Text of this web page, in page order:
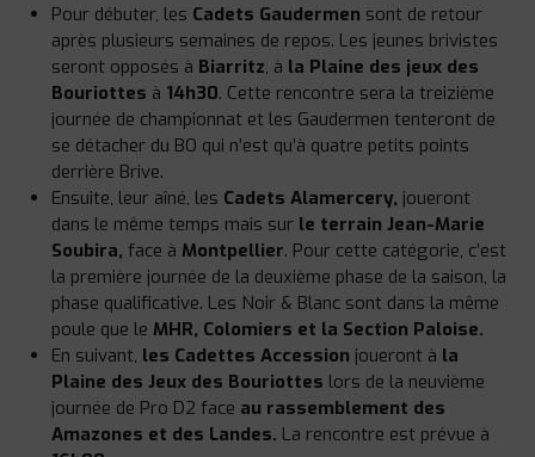
Pour débuter, les Cadets Gaudermen sont de retour
après plusieurs semaines de repos. Les jeunes brivistes
seront opposés à Biarritz, à la Plaine des jeux des
Bouriottes à 14h30. Cette rencontre sera la treizième
journée de championnat et les Gaudermen tenteront de
se détacher du BO qui n’est qu’à quatre petits points
derrière Brive.
Ensuite, leur aîné, les Cadets Alamercery, joueront
dans le même temps mais sur le terrain Jean-Marie
Soubira, face à Montpellier. Pour cette catégorie, c’est
la première journée de la deuxième phase de la saison, la
phase qualificative. Les Noir & Blanc sont dans la même
poule que le MHR, Colomiers et la Section Paloise.
En suivant, les Cadettes Accession joueront à la
Plaine des Jeux des Bouriottes lors de la neuvième
journée de Pro D2 face au rassemblement des
Amazones et des Landes. La rencontre est prévue à